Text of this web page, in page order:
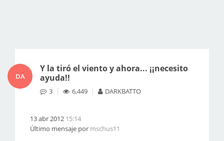
DA
Y la tiró el viento y ahora... ¡¡necesito
ayuda!!
3 6,449 DARKBATTO
13 abr 2012 15:14
Último mensaje por mschus11